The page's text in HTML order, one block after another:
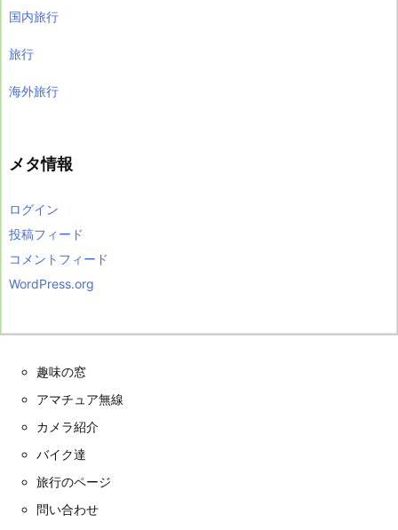
国内旅行
旅行
海外旅行
メタ情報
ログイン
投稿フィード
コメントフィード
WordPress.org
趣味の窓
アマチュア無線
カメラ紹介
バイク達
旅行のページ
問い合わせ